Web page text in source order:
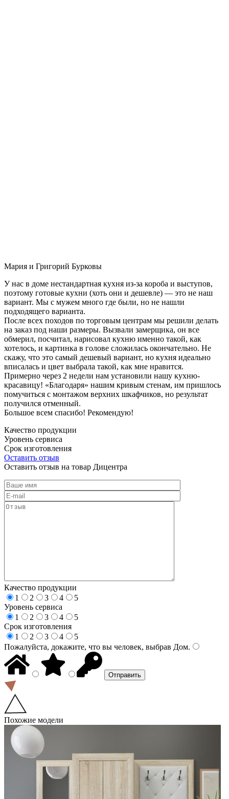
Мария и Григорий Бурковы
У нас в доме нестандартная кухня из-за короба и выступов,
поэтому готовые кухни (хоть они и дешевле) — это не наш
вариант. Мы с мужем много где были, но не нашли
подходящего варианта.
После всех походов по торговым центрам мы решили делать
на заказ под наши размеры. Вызвали замерщика, он все
обмерил, посчитал, нарисовал кухню именно такой, как
хотелось, и картинка в голове сложилась окончательно. Не
скажу, что это самый дешевый вариант, но кухня идеально
вписалась и цвет выбрала такой, как мне нравится.
Примерно через 2 недели нам установили нашу кухню-
красавицу! «Благодаря» нашим кривым стенам, им пришлось
помучиться с монтажом верхних шкафчиков, но результат
получился отменный.
Большое всем спасибо! Рекомендую!
Качество продукции
Уровень сервиса
Срок изготовления
Оставить отзыв
Оставить отзыв на товар Дицентра
Качество продукции
1
2 3 4
5
Уровень сервиса
1
2 3 4
5
Срок изготовления
1
2 3 4
5
Пожалуйста, докажите, что вы человек, выбрав Дом.
Похожие модели